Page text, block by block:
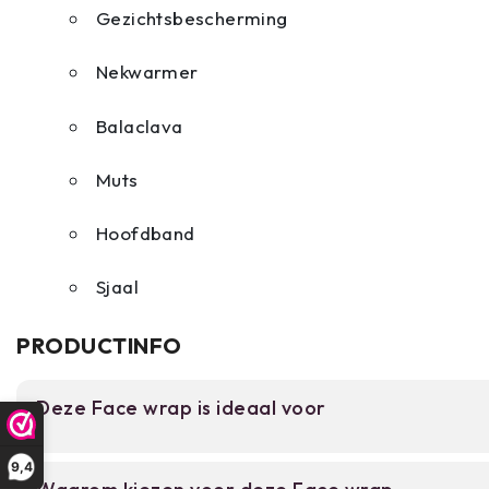
9,4
Gezichtsbescherming
Nekwarmer
Balaclava
Muts
Hoofdband
Sjaal
PRODUCTINFO
Deze Face wrap is ideaal voor